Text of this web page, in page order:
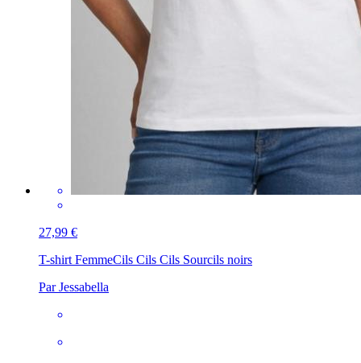
27,99 €
T-shirt FemmeCils Cils Cils Sourcils noirs
Par Jessabella